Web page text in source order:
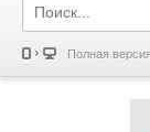
Полная